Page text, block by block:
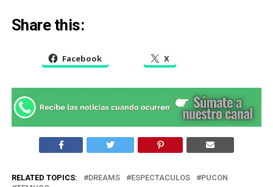
Share this:
Facebook X
RELATED TOPICS: DREAMS ESPECTACULOS
PUCON